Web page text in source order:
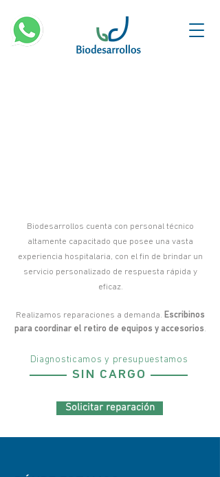
Biodesarrollos cuenta con personal técnico
altamente capacitado que posee una vasta
experiencia hospitalaria, con el fin de brindar un
servicio personalizado de respuesta rápida y
eficaz.
Realizamos reparaciones a demanda. Escribinos
para coordinar el retiro de equipos y accesorios.
Diagnosticamos y presupuestamos
SIN CARGO
Solicitar reparación